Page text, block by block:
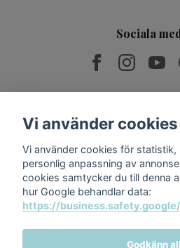
Sociala
Prenumerera på
Vi använder cookies
Vi använder cookies för
personlig anpassning av
cookies samtycker du till denna
hur Google behandlar data:
https://
Godkänn